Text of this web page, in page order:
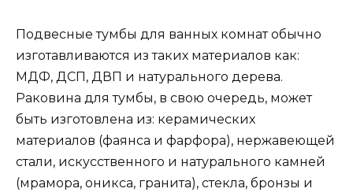
Подвесные тумбы для ванных комнат обычно
изготавливаются из таких материалов как:
МДФ, ДСП, ДВП и натурального дерева.
Раковина для тумбы, в свою очередь, может
быть изготовлена из: керамических
материалов (фаянса и фарфора), нержавеющей
стали, искусственного и натурального камней
(мрамора, оникса, гранита), стекла, бронзы и